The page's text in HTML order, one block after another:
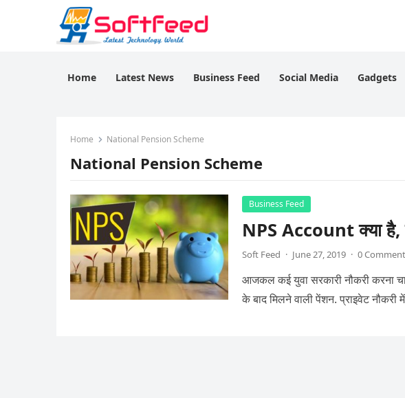
Home Latest News Business Feed Social Media Gadgets
Home National Pension Scheme
National Pension Scheme
Business Feed
NPS Account क्या है,
Soft Feed · June 27, 2019 · 0 Comment
आजकल कई युवा सरकारी नौकरी करना
के बाद मिलने वाली पेंशन. प्राइवेट